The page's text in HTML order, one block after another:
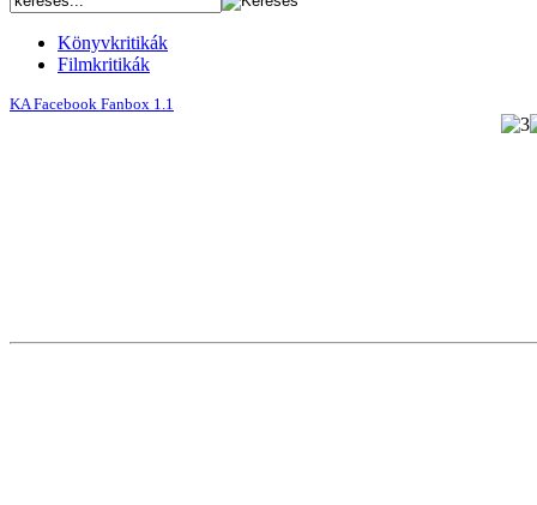
Könyvkritikák
Filmkritikák
KA Facebook Fanbox 1.1